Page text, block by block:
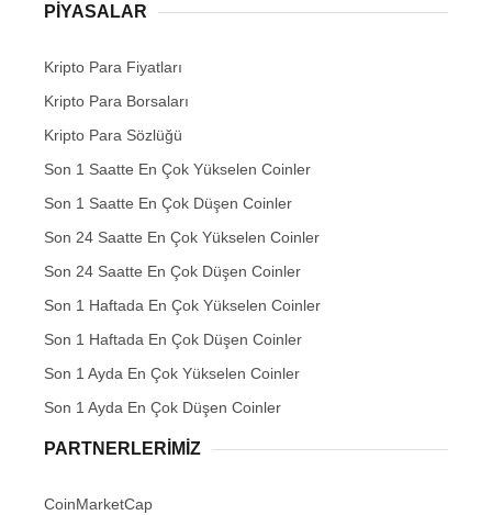
PIYASALAR
Kripto Para Fiyatları
Kripto Para Borsaları
Kripto Para Sözlüğü
Son 1 Saatte En Çok Yükselen Coinler
Son 1 Saatte En Çok Düşen Coinler
Son 24 Saatte En Çok Yükselen Coinler
Son 24 Saatte En Çok Düşen Coinler
Son 1 Haftada En Çok Yükselen Coinler
Son 1 Haftada En Çok Düşen Coinler
Son 1 Ayda En Çok Yükselen Coinler
Son 1 Ayda En Çok Düşen Coinler
PARTNERLERIMIZ
CoinMarketCap